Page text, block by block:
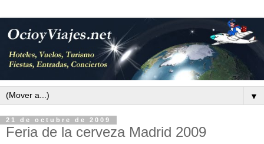
▼
21 de octubre de 2009
Feria de la cerveza Madrid 2009